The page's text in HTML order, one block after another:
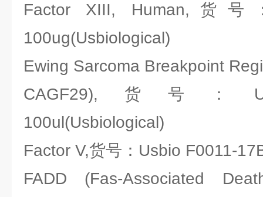
Factor XIII, Human,货号
100ug(Usbiological)
Ewing Sarcoma Breakpoint
CAGF29),货号：
100ul(Usbiological)
Factor V,货号：Usbio F0011-
FADD (Fas-Associated